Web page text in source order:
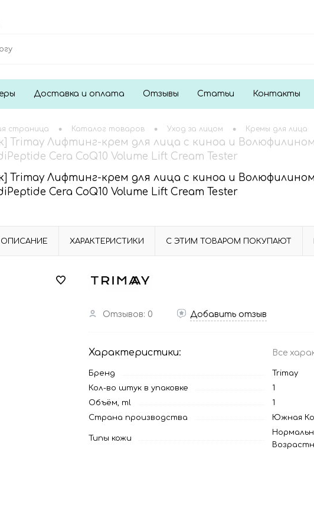
Доставка и оплата Отзывы Статьи Контакты
страница • Каталог товаров • Уход за лицом • Кремы для лица
Trimay Лифтинг-крем для лица с киноа и
Cera CoQ10 Volume Lift Cream Tester
Trimay Лифтинг-крем для лица с киноа и
Cera CoQ10 Volume Lift Cream Tester
ОПИСАНИЕ ХАРАКТЕРИСТИКИ С ЭТИМ ТОВАРОМ ПОКУПАЮТ
Отзывов: 0 Добавить отзыв
Характеристики: Все
Бренд
Trimay
Кол-во штук в упаковке
1
Объём, ml
1
Страна производства
Южная
Типы кожи